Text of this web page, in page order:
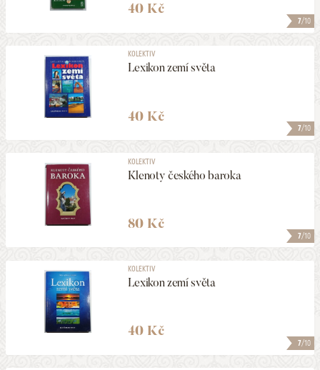
7/10
40 Kč
7/10
KOLEKTIV
Lexikon zemí světa
40 Kč
7/10
KOLEKTIV
Klenoty českého baroka
80 Kč
7/10
KOLEKTIV
Lexikon zemí světa
40 Kč